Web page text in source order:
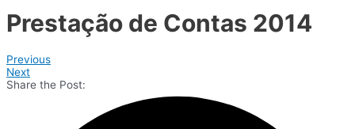
Prestação de Contas 2014
Previous
Next
Share the Post: